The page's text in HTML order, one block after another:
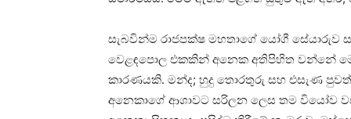
සැබවින්ම රාජපක්ෂ මහතාගේ යෝගී සේයාරුව
වෙළඳපොල එකකින් අනෙක අතිපිහිත වන්නේ
කාරණයකි. මන්ද; හුදු තොරතුරු සහ එසැණ
අනෙකාගේ ආශාවට සරිලන ලෙස තම වියෝව